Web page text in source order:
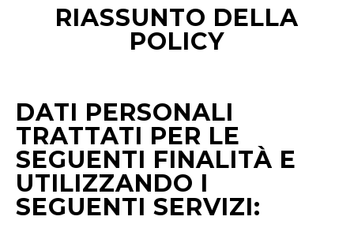
RIASSUNTO DELLA
POLICY
DATI PERSONALI
TRATTATI PER LE
SEGUENTI FINALITÀ E
UTILIZZANDO I
SEGUENTI SERVIZI: